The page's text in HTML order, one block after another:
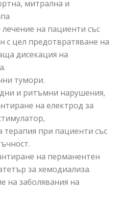
митрална и
на пациенти със
с цел предотвратяване на
дисекация на
тумори.
и ритъмни нарушения,
на електрод за
при пациенти със
на перманентен
за хемодиализа.
на заболявания на